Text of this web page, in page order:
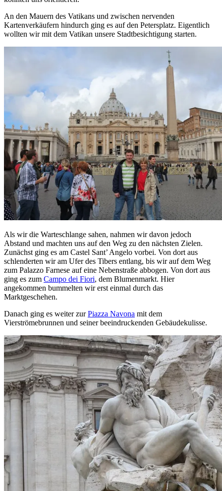
An den Mauern des Vatikans und zwischen nervenden
Kartenverkäufern hindurch ging es auf den Petersplatz. Eigentlich
wollten wir mit dem Vatikan unsere Stadtbesichtigung starten.
Als wir die Warteschlange sahen, nahmen wir davon jedoch
Abstand und machten uns auf den Weg zu den nächsten Zielen.
Zunächst ging es am Castel Sant’ Angelo vorbei. Von dort aus
schlenderten wir am Ufer des Tibers entlang, bis wir auf dem Weg
zum Palazzo Farnese auf eine Nebenstraße abbogen. Von dort aus
ging es zum Campo dei Fiori, dem Blumenmarkt. Hier
angekommen bummelten wir erst einmal durch das
Marktgeschehen.
Danach ging es weiter zurPiazza Navona mit dem
Vierströmebrunnen und seiner beeindruckenden Gebäudekulisse.